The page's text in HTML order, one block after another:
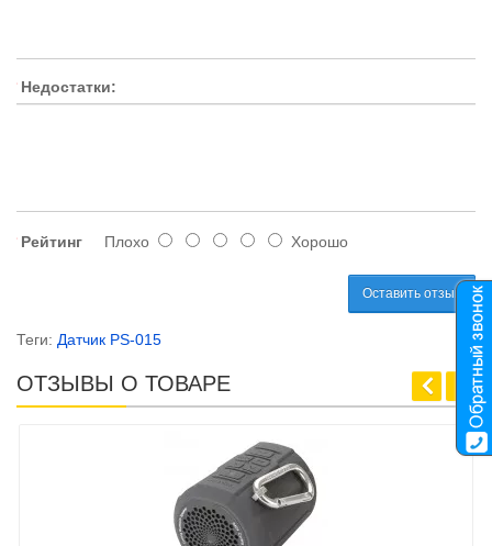
Недостатки:
Рейтинг Плохо Хорошо
Оставить отзыв
Теги: Датчик PS-015
ОТЗЫВЫ О ТОВАРЕ